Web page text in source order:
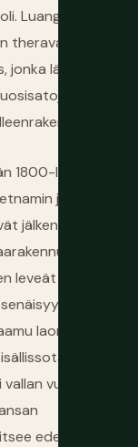
Luang Prabang
theravada-
läpi
aitoa
1800-luvulla ja
ja
jälkensä
leveät
ja
laon kahvin
seurasi,
vuonna
edelleen